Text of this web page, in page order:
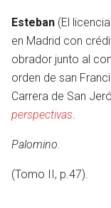
Leer
Esteban (El
en Madrid con
obrador junto al
orden de san
Carrera de San
perspectivas.
Palomino.
(Tomo II, p.47).